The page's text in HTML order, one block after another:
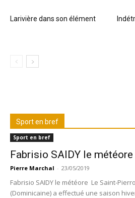
Larivière dans son élément
Sport en bref
Sport en bref
Fabrisio SAIDY le
Pierre Marchal - 23/05/2019
Fabrisio SAIDY le météore Le Saint-
(Dominicaine) a effectué une saison